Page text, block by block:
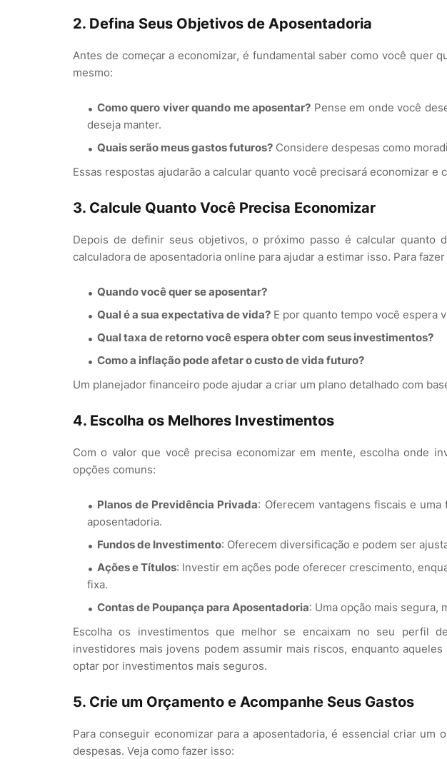
2. Defina Seus Objetivos de Aposentadoria
Antes de começar a economizar, é fundamental saber como você quer
mesmo:
Como quero viver quando me aposentar? Pense em onde você
deseja manter.
Quais serão meus gastos futuros? Considere despesas como
Essas respostas ajudarão a calcular quanto você precisará economizar e
3. Calcule Quanto Você Precisa Economizar
Depois de definir seus objetivos, o próximo passo é calcular quanto
calculadora de aposentadoria online para ajudar a estimar isso. Para
Quando você quer se aposentar?
Qual é a sua expectativa de vida? E por quanto tempo você espera
Qual taxa de retorno você espera obter com seus investimentos?
Como a inflação pode afetar o custo de vida futuro?
Um planejador financeiro pode ajudar a criar um plano detalhado com
4. Escolha os Melhores Investimentos
Com o valor que você precisa economizar em mente, escolha onde
opções comuns:
Planos de Previdência Privada: Oferecem vantagens fiscais e
aposentadoria.
Fundos de Investimento: Oferecem diversificação e podem ser
Ações e Títulos: Investir em ações pode oferecer crescimento,
fixa.
Contas de Poupança para Aposentadoria: Uma opção mais segura,
Escolha os investimentos que melhor se encaixam no seu perfil
investidores mais jovens podem assumir mais riscos, enquanto
optar por investimentos mais seguros.
5. Crie um Orçamento e Acompanhe Seus Gastos
Para conseguir economizar para a aposentadoria, é essencial criar um
despesas. Veja como fazer isso: